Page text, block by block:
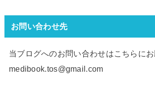
お問い合わせ先
当ブログへのお問い合わせはこちらにお
medibook.tos@gmail.com